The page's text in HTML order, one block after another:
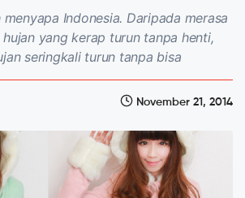
Indonesia. Daripada merasa
yang kerap turun tanpa henti,
seringkali turun tanpa bisa
November 21, 2014